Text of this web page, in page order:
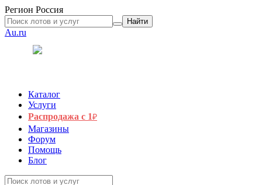
Регион Россия
Найти
Au.ru
Каталог
Услуги
Распродажа с 1₽
Магазины
Форум
Помощь
Блог